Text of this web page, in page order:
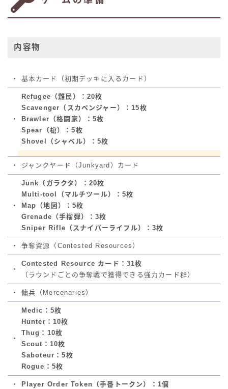
内容物
・ 基本カード（初期デッキに入るカード）
・
Refugee（難民）：20枚
Scavenger（スカベンジャー）：15枚
Brawler（格闘家）：5枚
Spear（槍）：5枚
Shovel（シャベル）：5枚
・ ジャンクヤード（Junkyard）カード
・
Junk（ガラクタ）：20枚
Multi-tool（マルチツール）：5枚
Map（地図）：5枚
Grenade（手榴弾）：3枚
Sniper Rifle（スナイパーライフル）：3枚
・ 争奪資源（Contested Resources）
・
Contested Resource カード：31枚
（ラウンドごとの争奪戦で獲得できる強力カード群）
・ 傭兵（Mercenaries）
・
Medic：5枚
Hunter：10枚
Thug：10枚
Scout：10枚
Saboteur：5枚
Rogue：5枚
・ Player Order Token（手番トークン）：1個